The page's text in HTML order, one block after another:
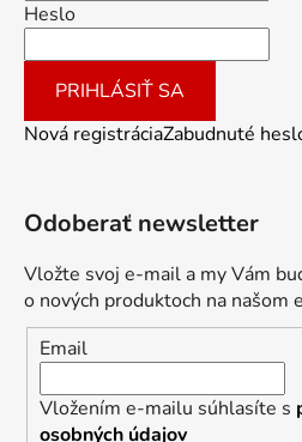
Heslo
PRIHLÁSIŤ SA
Nová registráciaZabudnuté
Odoberať newsletter
Vložte svoj e-mail a my Vám
o nových produktoch na našom
Email
Vložením e-mailu súhlasíte s
osobných údajov